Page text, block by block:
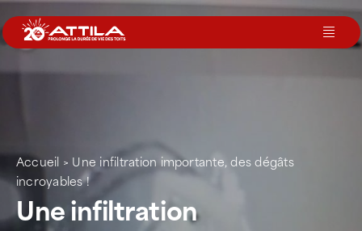
au
contenu
Nos agences
Accueil > Une infiltration importante, des dégâts
incroyables !
Une infiltration